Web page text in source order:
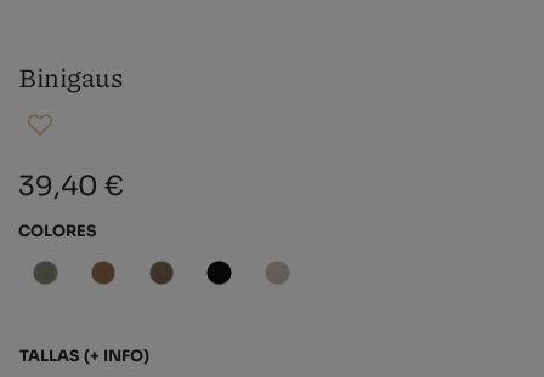
Binigaus
39,40 €
COLORES
TALLAS (+ INFO)